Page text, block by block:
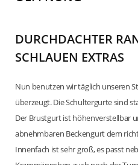
DURCHDACHTER
SCHLAUEN EXTRAS
Nun benutzen wir täglich unseren
überzeugt. Die Schultergurte sind
Der Brustgurt ist höhenverstellbar
abnehmbaren Beckengurt dem
Innenfach ist sehr groß, es passt